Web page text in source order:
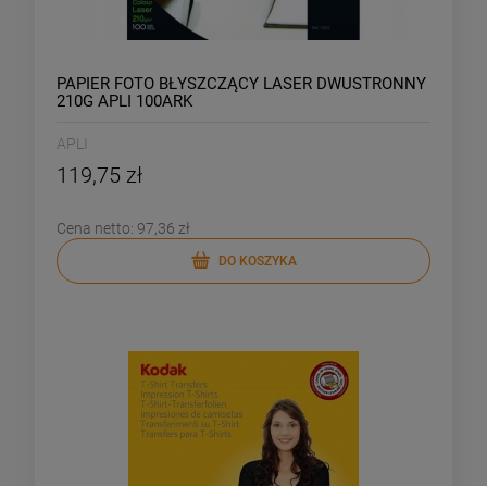
PAPIER FOTO BŁYSZCZĄCY LASER DWUSTRONNY
210G APLI 100ARK
APLI
119,75 zł
Cena netto: 97,36 zł
DO KOSZYKA